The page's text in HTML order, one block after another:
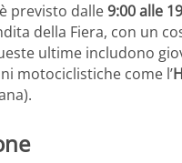
previsto dalle9:00 alle
della Fiera, con un
ultime includono
motociclistiche come l’